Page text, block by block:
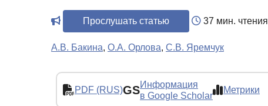
Прослушать статью 37 мин. чтения
А.В. Бакина, О.А. Орлова, С.В. Яремчук
PDF (RUS)GSИнформация
в Google Scholar
Метрики